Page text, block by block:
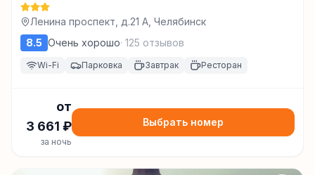
Ленина проспект, д.21 А, Челябинск
8.5 Очень хорошо· 125 отзывов
Wi-Fi Парковка Завтрак Ресторан
от
3 661 ₽
за ночь
Выбрать номер